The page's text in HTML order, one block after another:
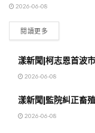
2026-06-08
閱讀更多
漾新聞|柯志恩首波
2026-06-08
漾新聞|監院糾正畜
2026-06-08